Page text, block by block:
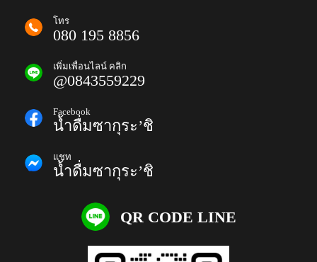
โทร
080 195 8856
เพิ่มเพื่อนไลน์ คลิก
@0843559229
Facebook
น้ำดื่มซากุระ’ชิ
แชท
น้ำดื่มซากุระ’ชิ
QR CODE LINE